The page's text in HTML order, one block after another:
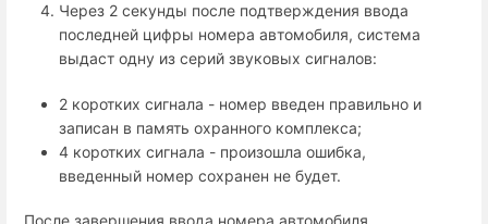
Через 2 секунды после подтверждения ввода
последней цифры номера автомобиля, система
выдаст одну из серий звуковых сигналов:
2 коротких сигнала - номер введен правильно и
записан в память охранного комплекса;
4 коротких сигнала - произошла ошибка,
введенный номер сохранен не будет.
После завершения ввода номера автомобиля